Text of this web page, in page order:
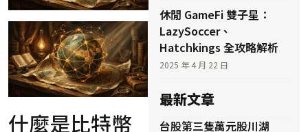
什麼是比特幣
休閒 GameFi 雙子星：
LazySoccer、
Hatchkings 全攻略解析
2025 年 4 月 22 日
最新文章
台股第三隻萬元股川湖